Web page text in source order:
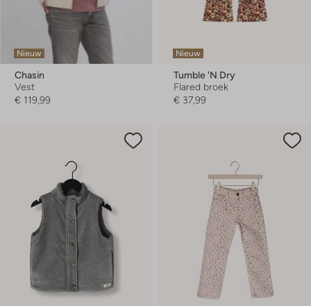
Nieuw
Chasin
Vest
€ 119,99
Nieuw
Tumble 'n Dry
Flared broek
€ 37,99